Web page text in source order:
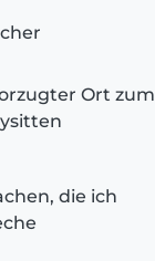
Ort zum
die ich